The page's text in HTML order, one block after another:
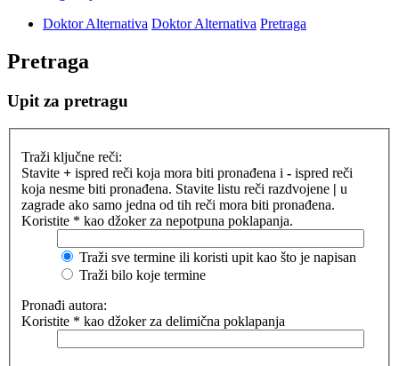
Doktor Alternativa Doktor Alternativa Pretraga
Pretraga
Upit za pretragu
Traži ključne reči:
Stavite + ispred reči koja mora biti pronađena i - ispred reči
koja nesme biti pronađena. Stavite listu reči razdvojene | u
zagrade ako samo jedna od tih reči mora biti pronađena.
Koristite * kao džoker za nepotpuna poklapanja.
Traži sve termine ili koristi upit kao što je napisan
Traži bilo koje termine
Pronađi autora:
Koristite * kao džoker za delimična poklapanja